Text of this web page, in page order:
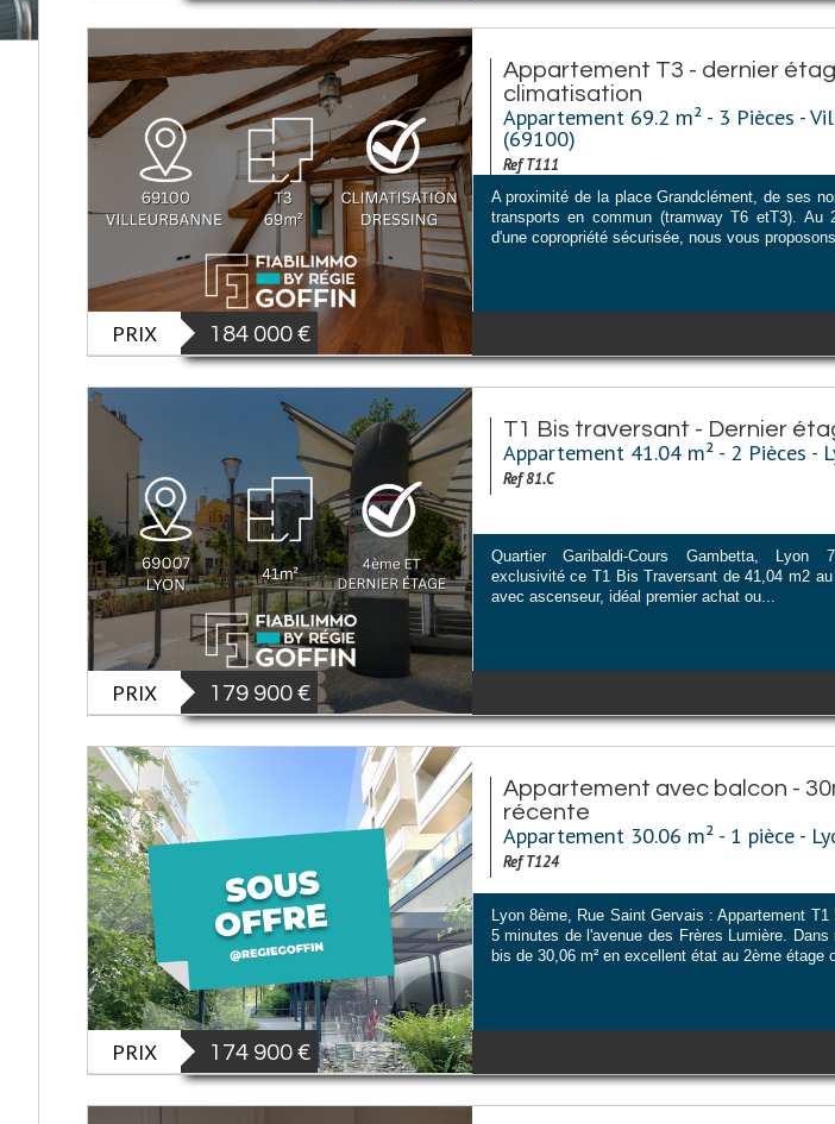
PRIX 184 000 €
Appartement T3 - dernier
climatisation
Appartement 69.2 m² - 3 Pièces -
(69100)
Ref T111
A proximité de la place Grandclément, de ses
transports en commun (tramway T6 etT3). Au
d'une copropriété sécurisée, nous vous
PRIX 179 900 €
T1 Bis traversant - Dernier
Appartement 41.04 m² - 2 Pièces -
Ref 81.C
Quartier Garibaldi-Cours Gambetta, Lyon
exclusivité ce T1 Bis Traversant de 41,04 m2
avec ascenseur, idéal premier achat ou...
PRIX 174 900 €
Appartement avec balcon -
récente
Appartement 30.06 m² - 1 pièce -
Ref T124
Lyon 8ème, Rue Saint Gervais : Appartement
5 minutes de l'avenue des Frères Lumière. Dans
bis de 30,06 m² en excellent état au 2ème étage